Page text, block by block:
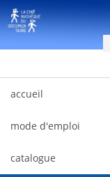
Pular para o conteúdo
accueil
mode d'emploi
catalogue